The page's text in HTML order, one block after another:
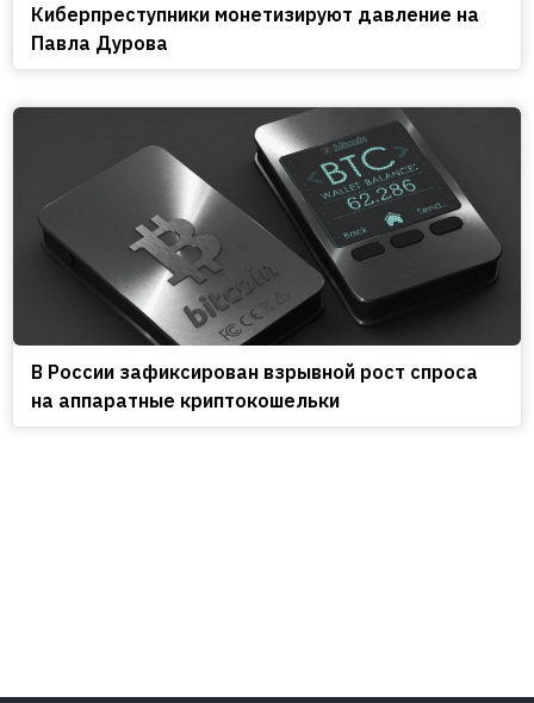
Киберпреступники монетизируют давление на
Павла Дурова
В России зафиксирован взрывной рост спроса
на аппаратные криптокошельки